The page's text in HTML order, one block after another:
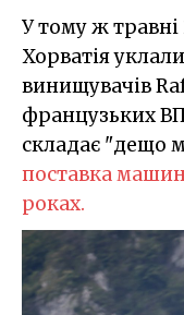
У тому ж травні
Хорватія
винищувачів
французьких
складає "дещо
поставка машин
роках.